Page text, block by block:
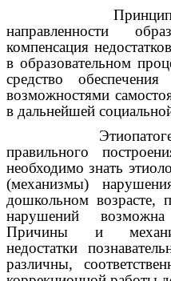
Принцип
направленности
компенсация
в образовательном
средство
возможностями
в дальнейшей
правильного
необходимо знать
(механизмы)
дошкольном возрасте,
нарушений
Причины и
недостатки
различны,